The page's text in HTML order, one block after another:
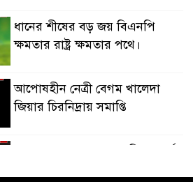
ধানের শীষের বড় জয় বিএনপি
ক্ষমতার রাষ্ট্র ক্ষমতার পথে।
আপোষহীন নেত্রী বেগম খালেদা
জিয়ার চিরনিদ্রায় সমাপ্তি